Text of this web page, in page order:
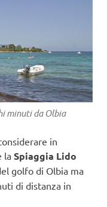
minuti da Olbia
in
la Spiaggia Lido
golfo di Olbia ma
di distanza in